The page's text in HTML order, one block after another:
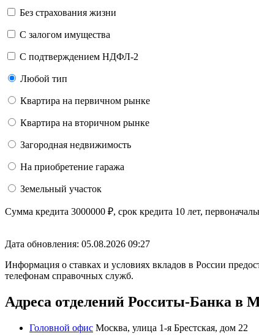
Без страхования жизни
С залогом имущества
С подтверждением НДФЛ-2
Любой тип
Квартира на первичном рынке
Квартира на вторичном рынке
Загородная недвижимость
На приобретение гаража
Земельный участок
Сумма кредита 3000000 ₽, срок кредита 10 лет,
Дата обновления: 05.08.2026 09:27
Информация о ставках и условиях вкладов в России
телефонам справочных служб.
Адреса отделений Росситы-Банка в
Головной офис Москва, улица 1-я Брестская, дом 22